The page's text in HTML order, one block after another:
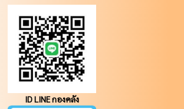
ID LINE กองคลัง